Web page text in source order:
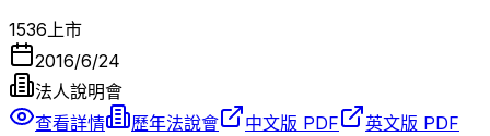
1536上市
2016/6/24
法人說明會
查看詳情
歷年法說會 中文版 PDF
英文版 PDF